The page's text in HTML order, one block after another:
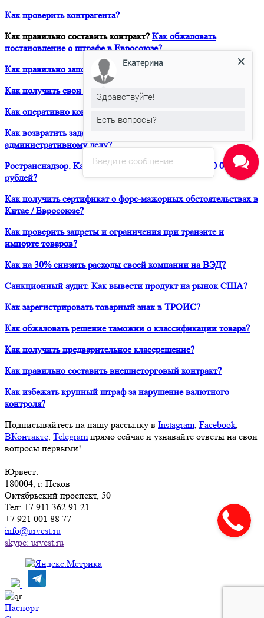
Как проверить контрагента?
Как правильно составить контракт? Как обжаловать
постановление о штрафе в Евросоюзе?
Как правильно заполнить Дозвол на перевозку?
Как получить свои деньги за неоплаченный фрахт?
Как оперативно консультироваться в ЮРВЕСТ 24/7?
Как возвратить задержанный таможней товар по
административному делу?
Ространснадзор. Как избежать штрафа в размере 200 000
рублей?
Как получить сертификат о форс-мажорных обстоятельствах в
Китае / Евросоюзе?
Как проверить запреты и ограничения при транзите и
импорте товаров?
Как на 30% снизить расходы своей компании на ВЭД?
Санкционный аудит. Как вывести продукт на рынок США?
Как зарегистрировать товарный знак в ТРОИС?
Как обжаловать решение таможни о классификации товара?
Как получить предварительное классрешение?
Как правильно составить внешнеторговый контракт?
Как избежать крупный штраф за нарушение валютного
контроля?
Подписывайтесь на нашу рассылку в Instagram, Facebook,
ВКонтакте, Telegramпрямо сейчас и узнавайте ответы на свои
вопросы первыми!
Юрвест:
180004, г. Псков
Октябрьский проспект, 50
Тел: +7 911 362 91 21
+7 921 001 88 77
info@urvest.ru
skype: urvest.ru
Паспорт
Введите сообщение
Екатерина
Здравствуйте!
Есть вопросы?